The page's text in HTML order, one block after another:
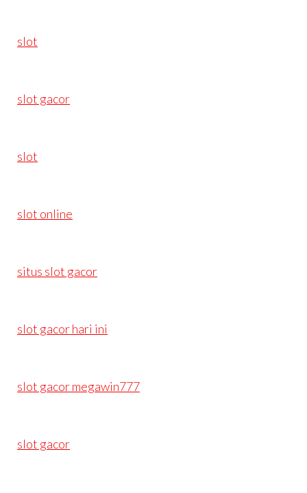
slot
slot gacor
slot
slot online
situs slot gacor
slot gacor hari ini
slot gacor megawin777
slot gacor